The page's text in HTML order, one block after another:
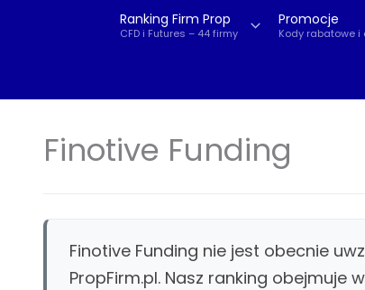
Ranking Firm Prop
CFD i Futures – 44 firmy
Promocje
Kody rabatowe i
Finotive Funding
Finotive Funding nie jest obecnie
PropFirm.pl. Nasz ranking obejmuje